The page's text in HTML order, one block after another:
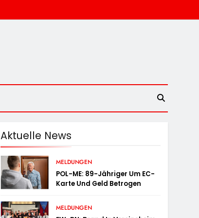
Aktuelle News
MELDUNGEN
POL-ME: 89-Jähriger Um EC-
Karte Und Geld Betrogen
MELDUNGEN